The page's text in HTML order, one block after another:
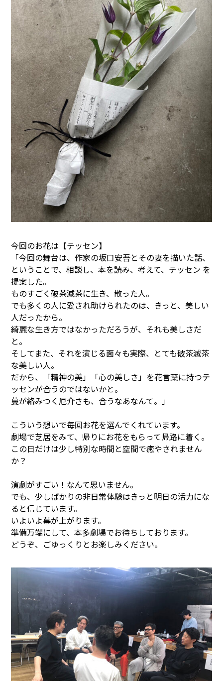
今回のお花は【テッセン】
「今回の舞台は、作家の坂口安吾とその妻を描いた話、
ということで、相談し、本を読み、考えて、テッセン を
提案した。
ものすごく破茶滅茶に生き、散った人。
でも多くの人に愛され助けられたのは、きっと、美しい
人だったから。
綺麗な生き方ではなかっただろうが、それも美しさだ
と。
そしてまた、それを演じる面々も実際、とても破茶滅茶
な美しい人。
だから、「精神の美」「心の美しさ」を花言葉に持つテ
ッセンが合うのではないかと。
蔓が絡みつく厄介さも、合うなあなんて。」
こういう想いで毎回お花を選んでくれています。
劇場で芝居をみて、帰りにお花をもらって帰路に着く。
この日だけは少し特別な時間と空間で癒やされません
か？
演劇がすごい！なんて思いません。
でも、少しばかりの非日常体験はきっと明日の活力にな
ると信じています。
いよいよ幕が上がります。
準備万端にして、本多劇場でお待ちしております。
どうぞ、ごゆっくりとお楽しみください。